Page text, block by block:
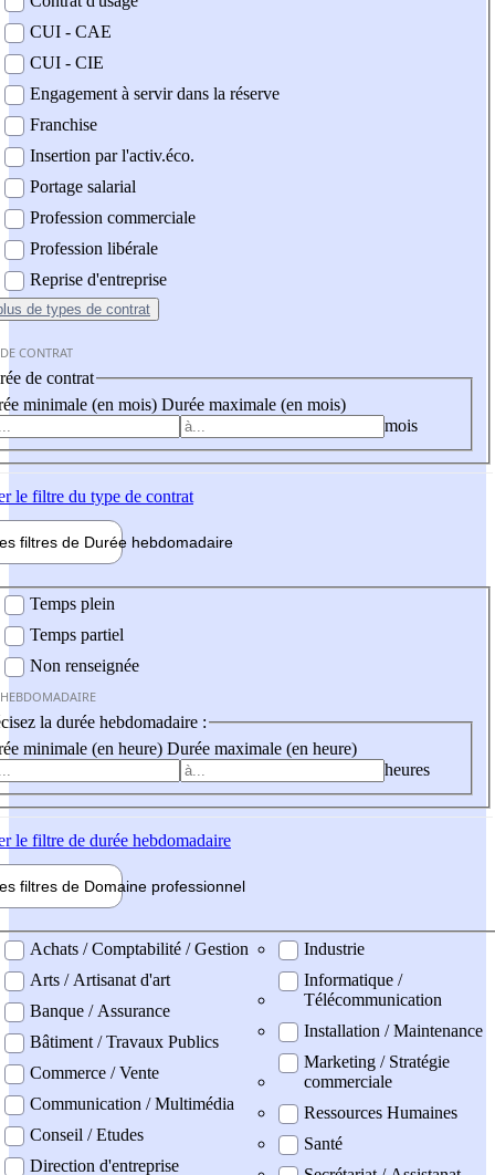
CUI - CAE
CUI - CIE
Engagement à servir dans la réserve
Franchise
Insertion par l'activ.éco.
Portage salarial
Profession commerciale
Profession libérale
Reprise d'entreprise
de types de contrat
CONTRAT
de contrat
minimale (en mois) Durée maximale (en mois)
mois
le filtre du type de contrat
filtres de Durée hebdomadaire
Temps plein
Temps partiel
Non renseignée
la durée hebdomadaire :
minimale (en heure) Durée maximale (en heure)
heures
le filtre de durée hebdomadaire
filtres de Domaine professionnel
professionel
Achats / Comptabilité / Gestion
Arts / Artisanat d'art
Banque / Assurance
Bâtiment / Travaux Publics
Commerce / Vente
Communication / Multimédia
Conseil / Etudes
Direction d'entreprise
Industrie
Informatique /
Télécommunication
Installation / Maintenance
Marketing / Stratégie
commerciale
Ressources Humaines
Santé